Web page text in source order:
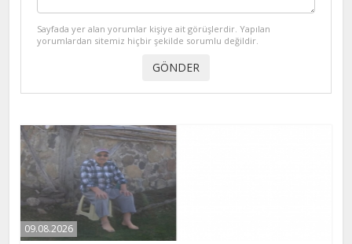
Sayfada yer alan yorumlar kişiye ait görüşlerdir. Yapılan
yorumlardan sitemiz hiçbir şekilde sorumlu değildir.
09.08.2026